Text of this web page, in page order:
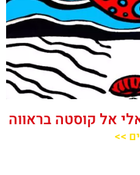
אל קוסטה בראווה
>>